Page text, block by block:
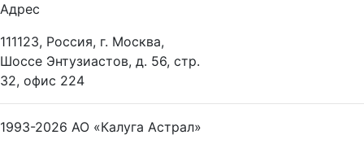
Адрес
111123, Россия, г. Москва,
Шоссе Энтузиастов, д. 56, стр.
32, офис 224
1993-2026 АО «Калуга Астрал»